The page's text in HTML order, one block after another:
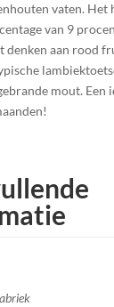
vaten. Het
van 9
denken aan rood
mout. Een